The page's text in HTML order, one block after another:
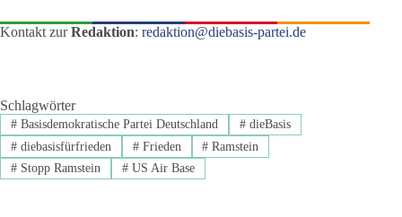
Kontakt zurRedaktion: redaktion@diebasis-partei.de
Schlagwörter
#Basisdemokratische Partei Deutschland #dieBasis
#diebasisfürfrieden #Frieden # Ramstein
#Stopp Ramstein #US Air Base